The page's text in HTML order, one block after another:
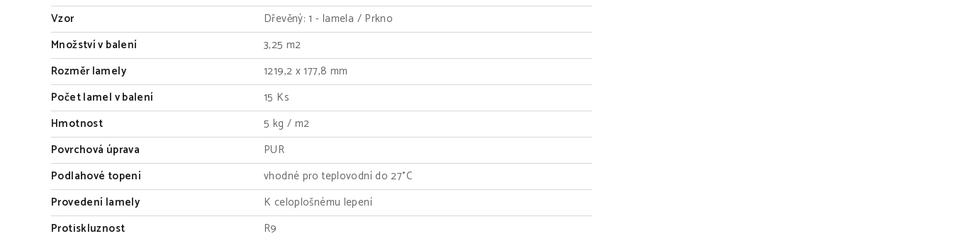
Vzor
Dřevěný: 1 - lamela / Prkno
Množství v balení
3,25 m2
Rozměr lamely
1219,2 x 177,8 mm
Počet lamel v balení
15 Ks
Hmotnost
5 kg / m2
Povrchová úprava
PUR
Podlahové topení
vhodné pro teplovodní do 27°C
Provedení lamely
K celoplošnému lepení
Protiskluznost
R9